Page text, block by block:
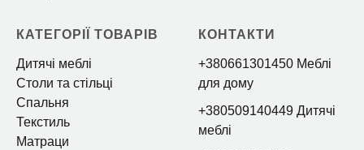
КАТЕГОРІЇ ТОВАРІВ
Дитячі меблі
Столи та стільці
Спальня
Текстиль
Матраци
КОНТАКТИ
+380661301450 Меблі
для дому
+380509140449 Дитячі
меблі